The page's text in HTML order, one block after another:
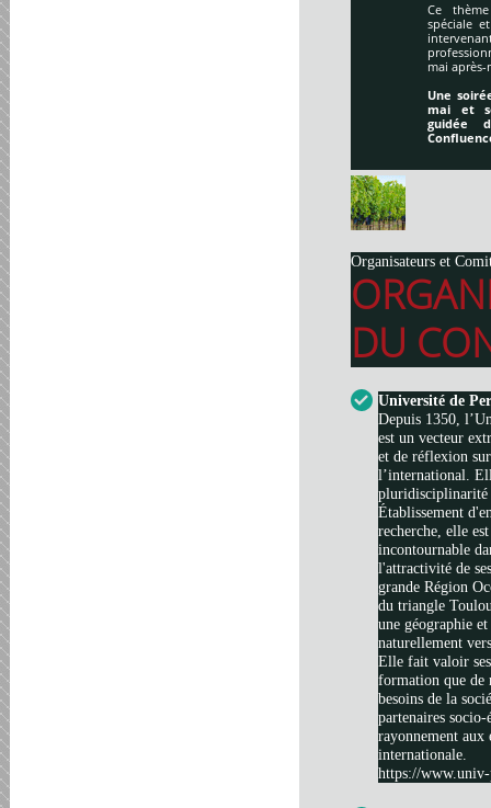
Ce
spéciale
mai
Une
mai et
guidée
Organisateurs et
DU
Université de
Depuis 1350,
est un vecteur
et de réflexion
l’international.
pluridisciplinarité
Établissement
recherche, elle
incontournable
l'attractivité de
grande Région
du triangle
une géographie
naturellement
Elle fait valoir
formation que de
besoins de la
partenaires
rayonnement aux
internationale.
https://